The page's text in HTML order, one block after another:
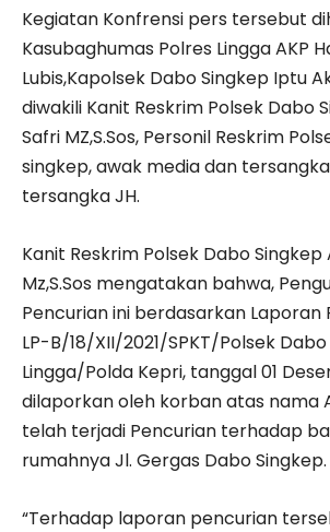
Kegiatan Konfrensi pers tersebut
Kasubaghumas Polres Lingga AKP
Lubis,Kapolsek Dabo Singkep Iptu
diwakili Kanit Reskrim Polsek Dabo
Safri MZ,S.Sos, Personil Reskrim
singkep, awak media dan
tersangka JH.
Kanit Reskrim Polsek Dabo Singkep
Mz,S.Sos mengatakan bahwa,
Pencurian ini berdasarkan Laporan
LP-B/18/XII/2021/SPKT/Polsek
Lingga/Polda Kepri, tanggal 01
dilaporkan oleh korban atas nama
telah terjadi Pencurian terhadap
rumahnya Jl. Gergas Dabo Singkep.
“Terhadap laporan pencurian